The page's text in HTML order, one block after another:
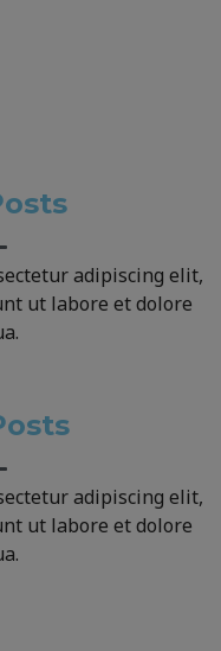
adipiscing elit,
ut labore et dolore
adipiscing elit,
ut labore et dolore